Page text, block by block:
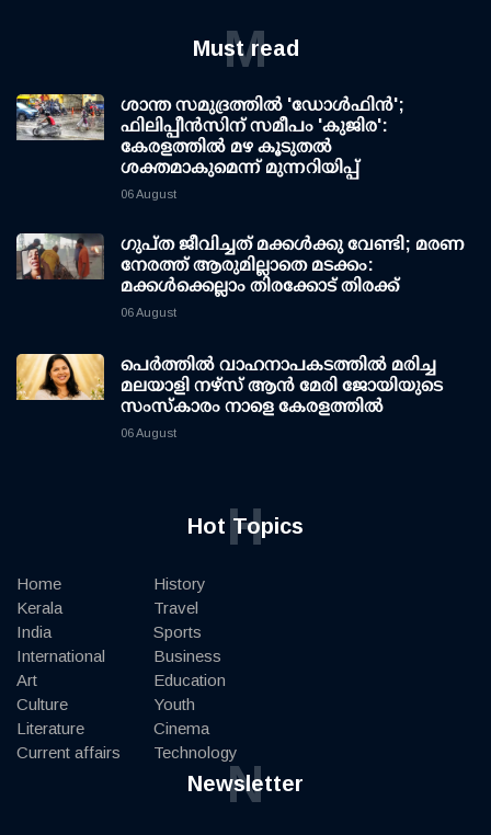
Must read
M
ശാന്ത സമുദ്രത്തില്‍ 'ഡോള്‍ഫിന്‍';
ഫിലിപ്പീന്‍സിന് സമീപം 'കുജിര':
കേരളത്തില്‍ മഴ കൂടുതല്‍
ശക്തമാകുമെന്ന് മുന്നറിയിപ്പ്
06 August
ഗുപ്ത ജീവിച്ചത് മക്കള്‍ക്കു വേണ്ടി; മരണ
നേരത്ത് ആരുമില്ലാതെ മടക്കം:
മക്കള്‍ക്കെല്ലാം തിരക്കോട് തിരക്ക്
06 August
പെർത്തിൽ വാഹനാപകടത്തിൽ മരിച്ച
മലയാളി നഴ്സ് ആൻ മേരി ജോയിയുടെ
സംസ്കാരം നാളെ കേരളത്തിൽ
06 August
Hot Topics
H
Home
Kerala
India
International
Art
Culture
Literature
Current affairs
History
Travel
Sports
Business
Education
Youth
Cinema
Technology
Newsletter
N